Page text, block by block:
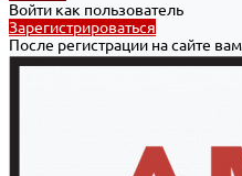
Войти как пользователь
Зарегистрироваться
После регистрации на сайте